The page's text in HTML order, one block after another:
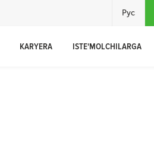
Рус
KARYERA ISTE'MOLCHILARGA